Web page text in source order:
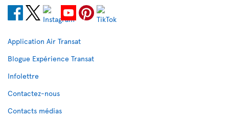
Application Air Transat
Blogue Expérience Transat
Infolettre
Contactez-nous
Contacts médias